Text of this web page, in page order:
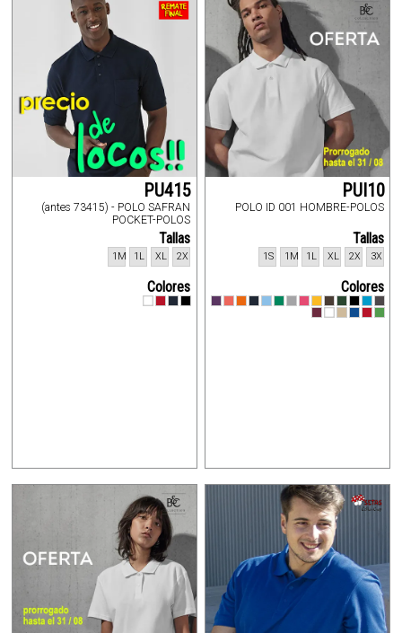
PU415
(antes 73415) - POLO SAFRAN
POCKET-POLOS
Tallas
2X
XL
1L
1M
Colores
PUI10
POLO ID 001 HOMBRE-POLOS
Tallas
3X
2X
XL
1L
1M
1S
Colores